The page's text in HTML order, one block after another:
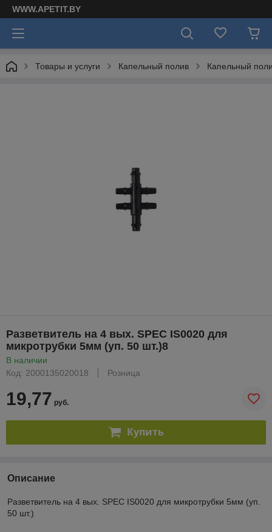
WWW.APETIT.BY
Товары и услуги Капельный полив Капельный
Разветвитель на 4 вых. SPEC IS0020 для
микротрубки 5мм (уп. 50 шт.)8
В наличии
Код: 2000135020018
Розница
19,77 руб.
Купить
Описание
Разветвитель на 4 вых. SPEC IS0020 для микротрубки 5мм (уп.
50 шт.)